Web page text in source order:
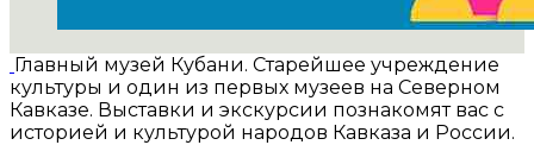
Главный музей Кубани. Старейшее учреждение
культуры и один из первых музеев на Северном
Кавказе. Выставки и экскурсии познакомят вас с
историей и культурой народов Кавказа и России.